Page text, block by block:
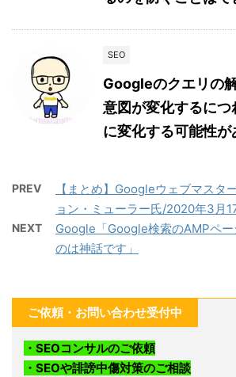
SEO
Googleのクエリの
意図が変化するにつ
に変化する可能性が
PREV
【まとめ】Googleウェブマスタ
ョン・ミューラー氏/2020年3月17
NEXT
Google「Google検索のAMPペー
のは神話です」
ご依頼・お問い合わせ受付中
・SEOコンサルのご依頼
・SEOや誹謗中傷対策のご相談